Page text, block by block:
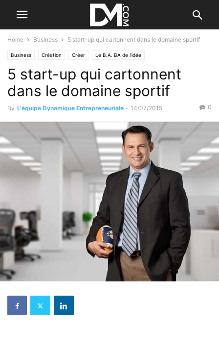
Home Business 5 start-up qui cartonnent dans le domaine sportif
Business Création Créer Le B.A. BA de l'idée
5 start-up qui cartonnent
dans le domaine sportif
By L'équipe Dynamique Entrepreneuriale - 14/07/2015 0